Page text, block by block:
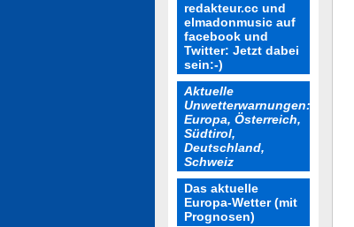
redakteur.cc und
elmadonmusic auf
facebook und
Twitter: Jetzt dabei
sein:-)
Aktuelle
Unwetterwarnungen:
Europa, Österreich,
Südtirol,
Deutschland,
Schweiz
Das aktuelle
Europa-Wetter (mit
Prognosen)